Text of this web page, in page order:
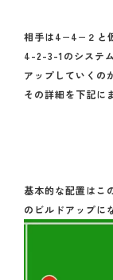
相手は4−4−２と
4-2-3-1のシステ
アップしていくの
その詳細を下記に
基本的な配置はこ
のビルドアップに